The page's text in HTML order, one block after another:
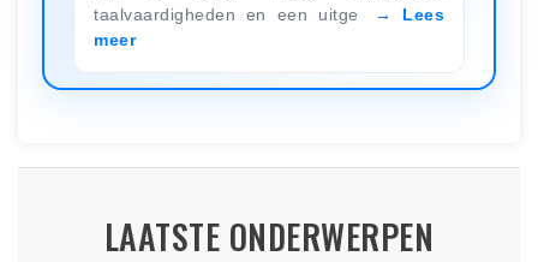
taalvaardigheden en een uitge
Lees
meer
LAATSTE ONDERWERPEN